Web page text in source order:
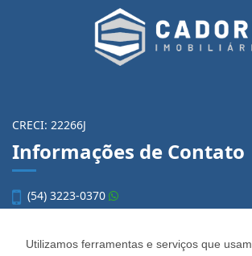
Utilizamos ferramentas e serviços que usam
CRECI: 22266J
Informações de Contato
(54) 3223-0370
(54) 3028-0380